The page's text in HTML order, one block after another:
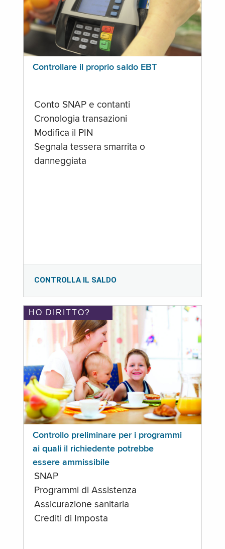
Controllare il proprio saldo EBT
Conto SNAP e contanti
Cronologia transazioni
Modifica il PIN
Segnala tessera smarrita o
danneggiata
CONTROLLA IL SALDO
HO DIRITTO?
Controllo preliminare per i programmi
ai quali il richiedente potrebbe
essere ammissibile
SNAP
Programmi di Assistenza
Assicurazione sanitaria
Crediti di Imposta